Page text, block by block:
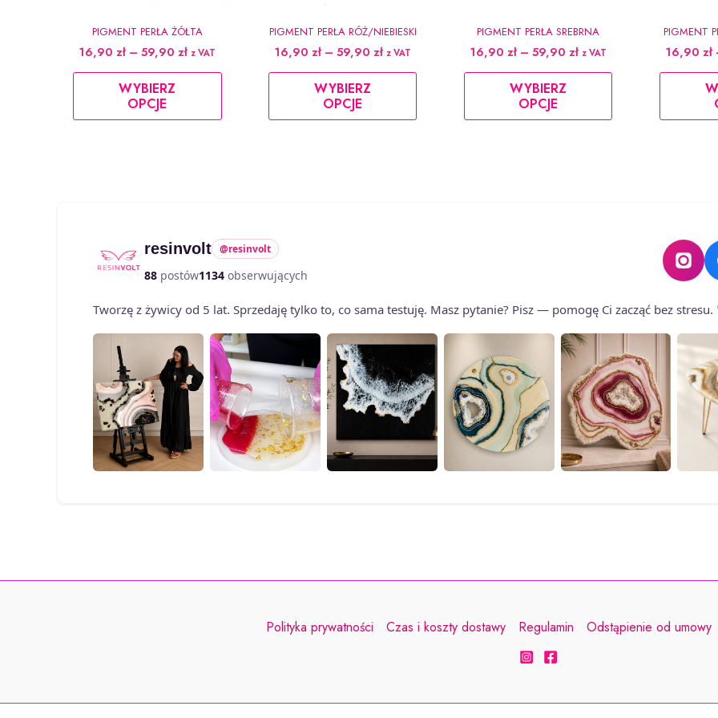
PIGMENT PERŁA ŻÓŁTA
16,90zł – 59,90złZakres
59,90 zł
z VAT
WYBIERZ
OPCJE
Ten
ma
na
stronie
produktu
PIGMENT PERŁA RÓŻ/NIEBIESKI
16,90zł – 59,90złZakres
59,90 zł
z VAT
WYBIERZ
OPCJE
Ten
ma
PIGMENT PERŁA SREBRNA
16,90zł – 59,90złZakres
59,90 zł
z VAT
WYBIERZ
OPCJE
Ten
ma
PIGMENT
16,90 zł
resinvolt @resinvolt
88 postów1134 obserwujących
Tworzę z żywicy od 5 lat. Sprzedaję tylko to, co sama testuję. Masz pytanie? Pisz — pomogę Ci zacząć bez stresu.
Polityka prywatności Czas i koszty dostawy Regulamin Odstąpienie od umowy